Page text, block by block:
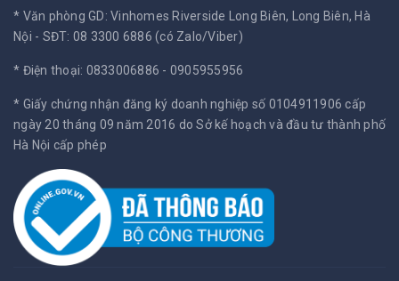
* Văn phòng GD: Vinhomes Riverside Long Biên, Long Biên, Hà
Nội - SĐT: 08 3300 6886 (có Zalo/Viber)
* Điện thoại: 0833006886 - 0905955956
* Giấy chứng nhận đăng ký doanh nghiệp số 0104911906 cấp
ngày 20 tháng 09 năm 2016 do Sở kế hoạch và đầu tư thành phố
Hà Nội cấp phép